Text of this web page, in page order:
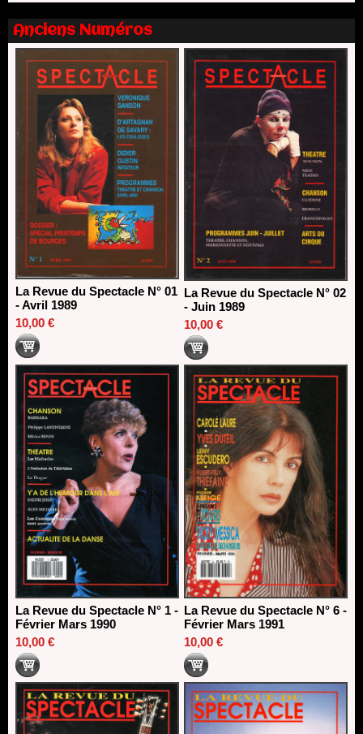
direction du Théâtre de Gennevilliers - CDN
13/06/2026
Dispositif SACD Auteurs d'espaces : les lauréats 2026
18/03/2026
Anciens Numéros
La Revue du Spectacle N° 01
- Avril 1989
10,00 €
La Revue du Spectacle N° 02
- Juin 1989
10,00 €
La Revue du Spectacle N° 1 -
Février Mars 1990
10,00 €
La Revue du Spectacle N° 6 -
Février Mars 1991
10,00 €